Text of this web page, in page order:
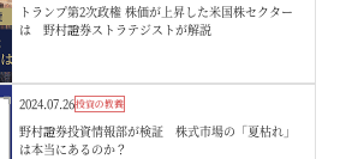
トランプ第2次政権 株価が上昇した米国株セクター
は 野村證券ストラテジストが解説
2024.07.26投資の教養
野村證券投資情報部が検証 株式市場の「夏枯れ」
は本当にあるのか？